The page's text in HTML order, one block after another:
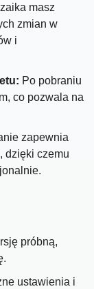
masz
zmian w
i
Po pobraniu
co pozwala na
zapewnia
dzięki czemu
próbną,
ustawienia i